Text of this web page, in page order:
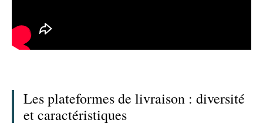
Les plateformes de livraison : diversité
et caractéristiques